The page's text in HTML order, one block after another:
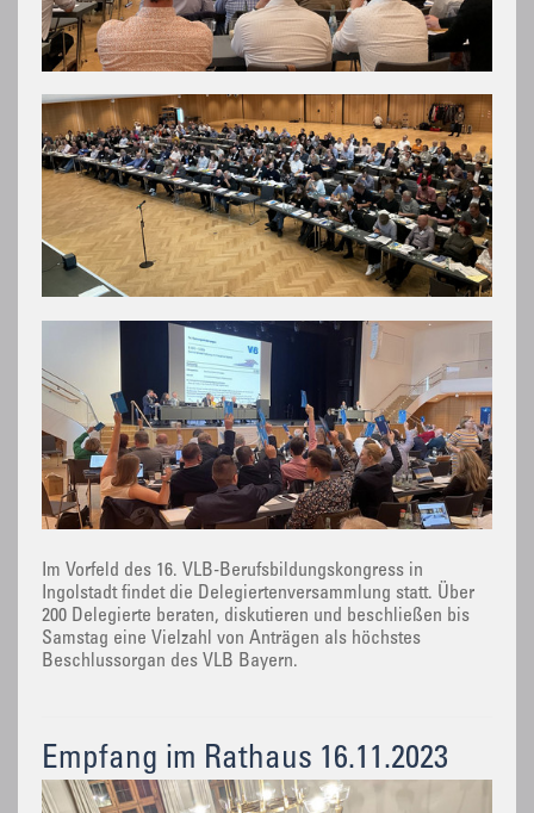
Im Vorfeld des 16. VLB-Berufsbildungskongress in
Ingolstadt findet die Delegiertenversammlung statt. Über
200 Delegierte beraten, diskutieren und beschließen bis
Samstag eine Vielzahl von Anträgen als höchstes
Beschlussorgan des VLB Bayern.
Empfang im Rathaus 16.11.2023